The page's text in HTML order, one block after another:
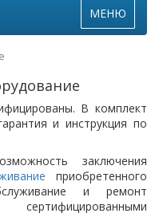
Toggle
navigation
МЕНЮ
В комплект
и инструкция по
заключения
приобретенного
и ремонт